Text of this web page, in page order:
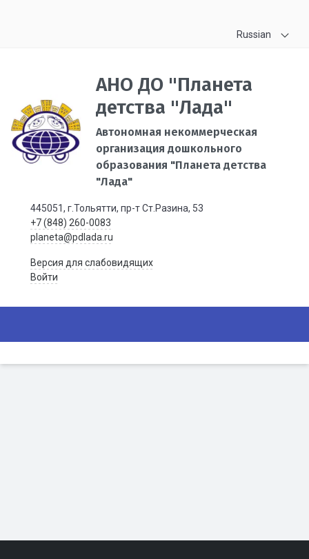
Russian
АНО ДО "Планета
детства "Лада"
Автономная некоммерческая
организация дошкольного
образования "Планета детства
"Лада"
445051, г.Тольятти, пр-т Ст.Разина, 53
+7 (848) 260-0083
planeta@pdlada.ru
Версия для слабовидящих
Войти